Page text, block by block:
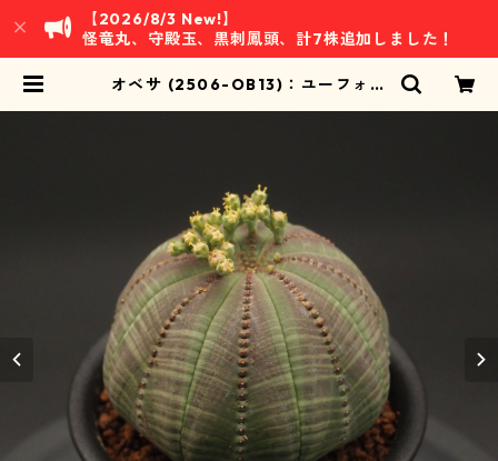
【2026/8/3 New!】
怪竜丸、守殿玉、黒刺鳳頭、計7株追加しました！
オベサ (2506-OB13)：ユーフォル